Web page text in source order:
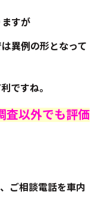
すが
異例の形となって
ですね。
査以外でも評価
ご相談電話を車内